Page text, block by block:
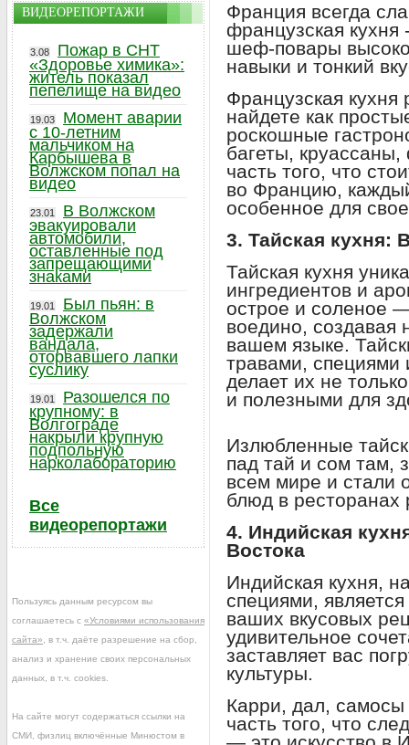
Франция всегда
французская
шеф-повары
навыки и тонкий
Французская кухня
найдете как
роскошные
багеты,
часть того, что
во Францию,
особенное для
3. Тайская кухня:
Тайская кухня
ингредиентов и
острое и соленое
воедино, создавая
вашем языке.
травами,
делает их не
и полезными для
Излюбленные
пад тай и сом там,
всем мире и стали
блюд в ресторанах
4. Индийская
Востока
Индийская кухня,
специями,
ваших вкусовых
удивительное
заставляет вас
культуры.
Карри, дал,
часть того, что
ВИДЕОРЕПОРТАЖИ
3.08
Пожар в СНТ
«Здоровье химика»:
житель показал
пепелище на видео
19.03
Момент аварии
с 10-летним
мальчиком на
Карбышева в
Волжском попал на
видео
23.01
В Волжском
эвакуировали
автомобили,
оставленные под
запрещающими
знаками
19.01
Был пьян: в
Волжском
задержали
вандала,
оторвавшего лапки
суслику
19.01
Разошелся по
крупному: в
Волгограде
накрыли крупную
подпольную
нарколабораторию
Все
видеорепортажи
Пользуясь данным ресурсом вы
соглашаетесь с «Условиями использования
сайта» , в т.ч. даёте разрешение на сбор,
анализ и хранение своих персональных
данных, в т.ч. cookies.
На сайте могут содержаться ссылки на
СМИ, физлиц включённые Минюстом в